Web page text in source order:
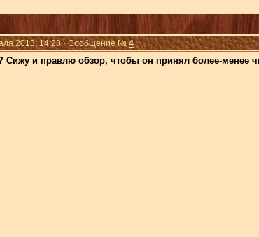
2013, 14:28 · Сообщение №4
Сижу и правлю обзор, чтобы он принял более-менее